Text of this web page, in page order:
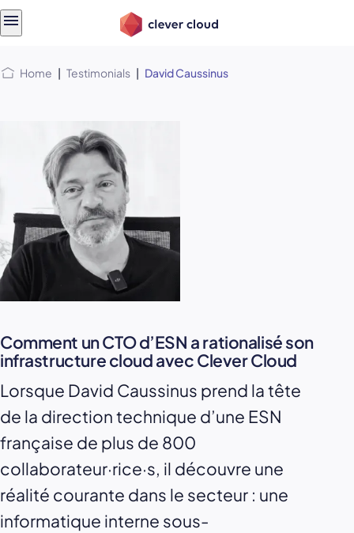
Home | Testimonials | David Caussinus
Comment un CTO d’ESN a rationalisé son
infrastructure cloud avec Clever Cloud
Lorsque David Caussinus prend la tête
de la direction technique d’une ESN
française de plus de 800
collaborateur·rice·s, il découvre une
réalité courante dans le secteur : une
informatique interne sous-